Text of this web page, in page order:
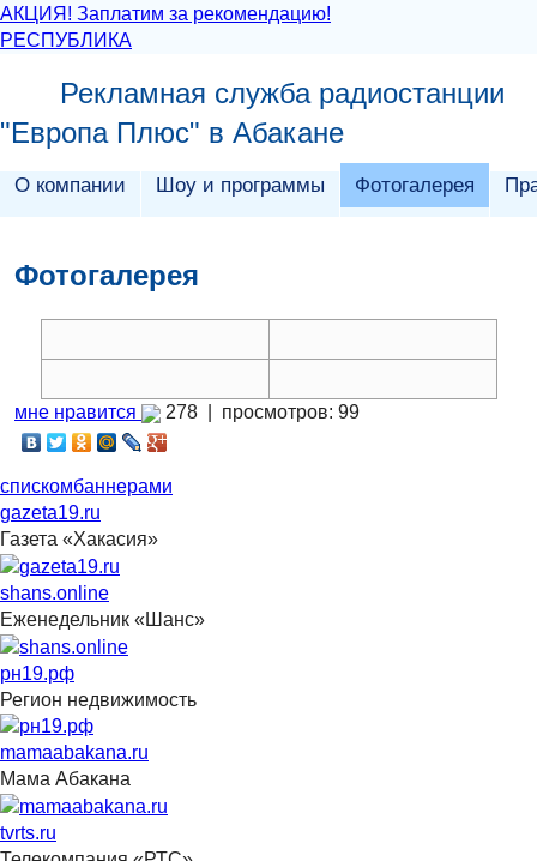
АКЦИЯ! Заплатим за рекомендацию!
РЕСПУБЛИКА
Рекламная служба радиостанции
"Европа Плюс" в Абакане
О компании Шоу и программы Фотогалерея
Фотогалерея
мне нравится 278 | просмотров: 99
спискомбаннерами
gazeta19.ru
Газета «Хакасия»
shans.online
Еженедельник «Шанс»
рн19.рф
Регион недвижимость
mamaabakana.ru
Мама Абакана
tvrts.ru